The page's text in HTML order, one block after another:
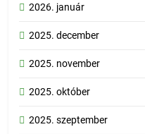
2026. január
2025. december
2025. november
2025. október
2025. szeptember